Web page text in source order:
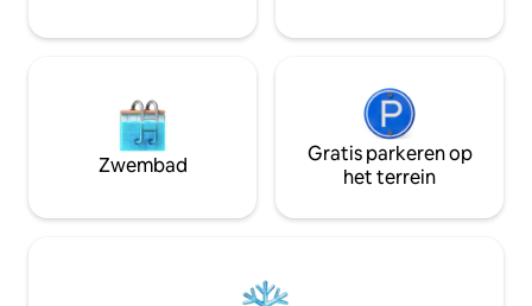
Zwembad
Gratis parkeren op
het terrein